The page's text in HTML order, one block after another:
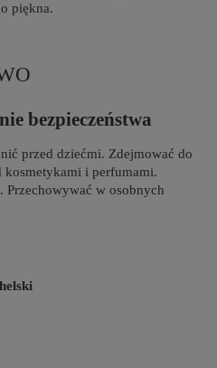
piękna.
bezpieczeństwa
przed dziećmi. Zdejmować do
i perfumami.
Przechowywać w osobnych